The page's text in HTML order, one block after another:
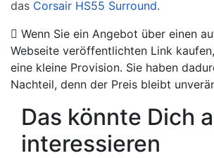
das Corsair HS55 Surround.
Wenn Sie ein Angebot über einen
Webseite veröffentlichten Link
eine kleine Provision. Sie haben
Nachteil, denn der Preis bleibt
Das könnte Dich
interessieren